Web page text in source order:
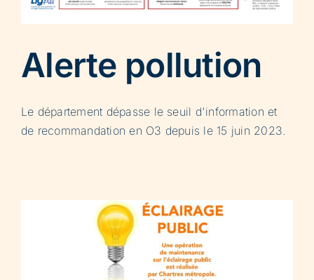
Alerte pollution
Le département dépasse le seuil d'information et
de recommandation en O3 depuis le 15 juin 2023.